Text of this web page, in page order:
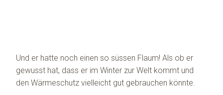
Und er hatte noch einen so süssen Flaum! Als ob er
gewusst hat, dass er im Winter zur Welt kommt und
den Wärmeschutz vielleicht gut gebrauchen könnte.